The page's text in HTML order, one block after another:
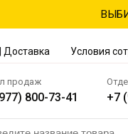
Доставка Условия
продаж
800-73-41 +7